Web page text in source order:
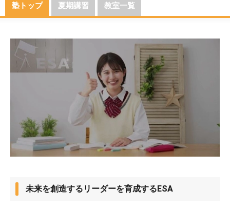
塾トップ 夏期講習 教室一覧
未来を創造するリーダーを育成するESA